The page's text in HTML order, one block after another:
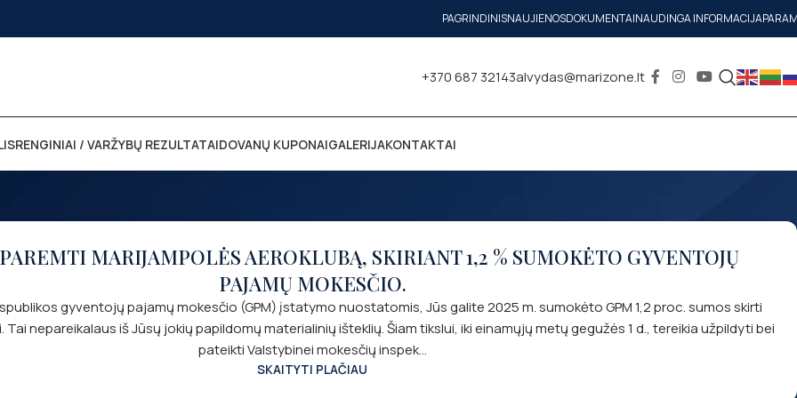
PAGRINDINISNAUJIENOSDOKUMENTAINAUDINGA INFORMACIJA
+370 687 32143alvydas@marizone.lt
RENGINIAI / VARŽYBŲ REZULTATAIDOVANŲ KUPONAIGALERIJAKONTAKTAI
MARIJAMPOLĖS AEROKLUBĄ, SKIRIANT 1,2 % SUMOKĖTO GYVENTOJŲ
PAJAMŲ MOKESČIO.
gyventojų pajamų mokesčio (GPM) įstatymo nuostatomis, Jūs galite 2025 m. sumokėto GPM 1,2 proc. sumos skirti
nepareikalaus iš Jūsų jokių papildomų materialinių išteklių. Šiam tikslui, iki einamųjų metų gegužės 1 d., tereikia užpildyti bei
pateikti Valstybinei mokesčių inspek...
SKAITYTI PLAČIAU